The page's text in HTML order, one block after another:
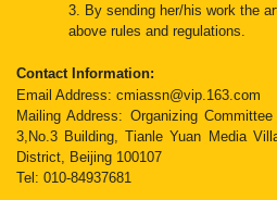
3. By sending her/his work the
above rules and regulations.
Contact Information:
Email Address: cmiassn@vip.163.com
Mailing Address: Organizing
3,No.3 Building, Tianle Yuan Media
District, Beijing 100107
Tel: 010-84937681